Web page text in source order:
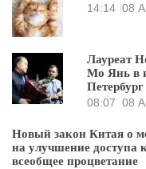
14:14 08
Лауреат
Мо Янь в
Петербург
08:07 08
Новый закон Китая о
на улучшение доступа
всеобщее процветание